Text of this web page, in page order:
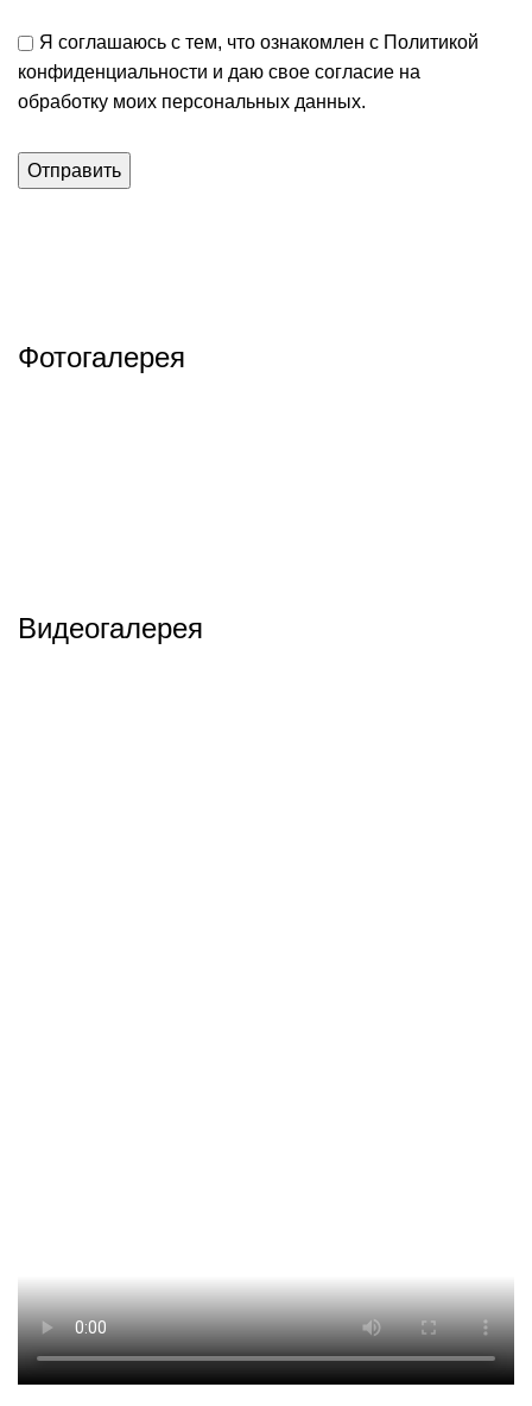
Я соглашаюсь с тем, что ознакомлен с Политикой
конфиденциальности и даю свое согласие на
обработку моих персональных данных.
Фотогалерея
Видеогалерея